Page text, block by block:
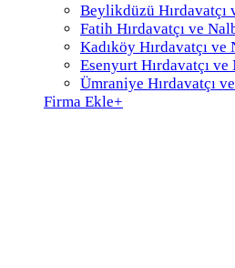
Beylikdüzü Hırdavatçı
Fatih Hırdavatçı ve
Kadıköy Hırdavatçı ve
Esenyurt Hırdavatçı
Ümraniye Hırdavatçı
Firma Ekle+